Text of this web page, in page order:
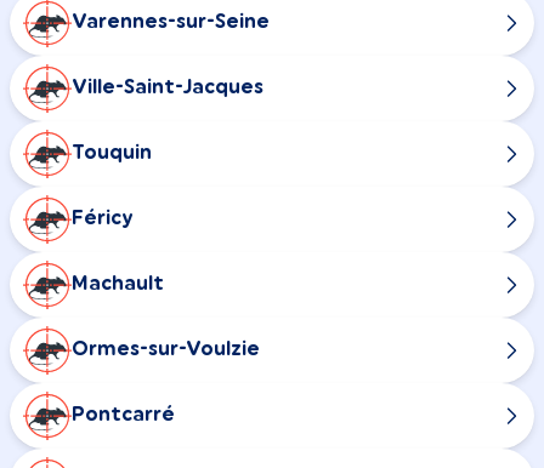
Varennes-sur-Seine
Ville-Saint-Jacques
Touquin
Féricy
Machault
Ormes-sur-Voulzie
Pontcarré